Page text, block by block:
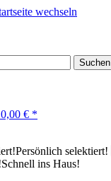
Suchen
0,00 € *
Persönlich selektiert!
Schnell ins Haus!